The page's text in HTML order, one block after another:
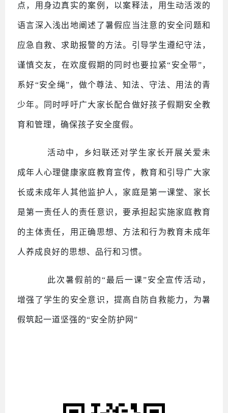
点，用身边真实的案例，以案释法，用生动活泼的
语言深入浅出地阐述了暑假应当注意的安全问题和
应急自救、求助报警的方法。引导学生遵纪守法，
谨慎交友，在欢度假期的同时也要拉紧“安全带”，
系好“安全绳”，做个尊法、知法、守法、用法的青
少年。同时呼吁广大家长配合做好孩子假期安全教
育和管理，确保孩子安全度假。
活动中，乡妇联还对学生家长开展关爱未
成年人心理健康家庭教育宣传，教育和引导广大家
长或未成年人其他监护人，家庭是第一课堂、家长
是第一责任人的责任意识，要承担起实施家庭教育
的主体责任，用正确思想、方法和行为教育未成年
人养成良好的思想、品行和习惯。
此次暑假前的“最后一课”安全宣传活动，
增强了学生的安全意识，提高自防自救能力，为暑
假筑起一道坚强的“安全防护网”